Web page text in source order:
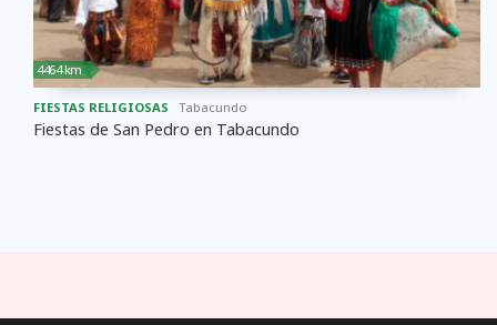
4464 km
FIESTAS RELIGIOSAS Tabacundo
Fiestas de San Pedro en Tabacundo